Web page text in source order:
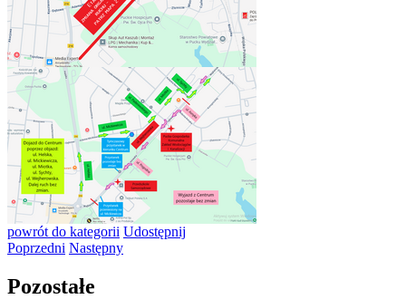
powrót do kategorii Udostępnij
Poprzedni Następny
Pozostałe